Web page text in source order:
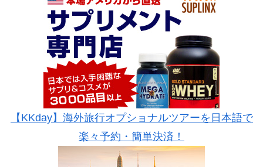
【KKday】海外旅行オプショナルツアーを日本語で
楽々予約・簡単決済！